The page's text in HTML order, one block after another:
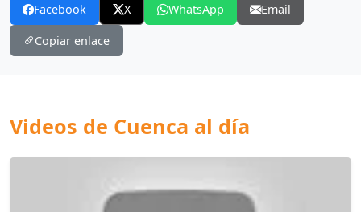
Facebook X WhatsApp Email
Copiar enlace
Videos de Cuenca al día